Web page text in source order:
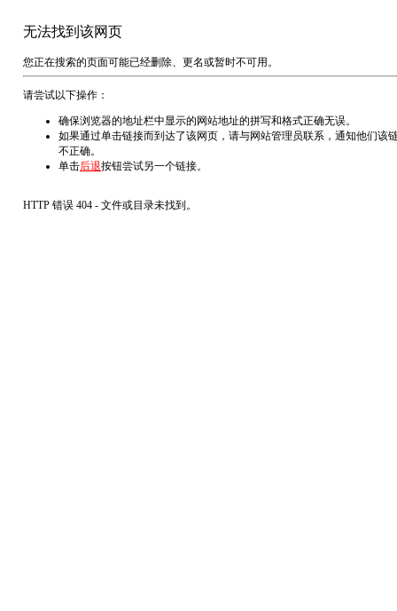
无法找到该网页
您正在搜索的页面可能已经删除、更名或暂时不可用。
请尝试以下操作：
确保浏览器的地址栏中显示的网站地址的拼写和格式正确无误。
如果通过单击链接而到达了该网页，请与网站管理员联系，通知他们该
不正确。
单击后退按钮尝试另一个链接。
HTTP 错误 404 - 文件或目录未找到。